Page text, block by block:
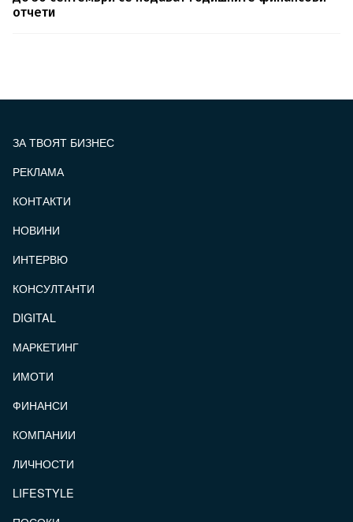
отчети
ЗА ТВОЯТ БИЗНЕС
РЕКЛАМА
КОНТАКТИ
НОВИНИ
ИНТЕРВЮ
КОНСУЛТАНТИ
DIGITAL
МАРКЕТИНГ
ИМОТИ
ФИНАНСИ
КОМПАНИИ
ЛИЧНОСТИ
LIFESTYLE